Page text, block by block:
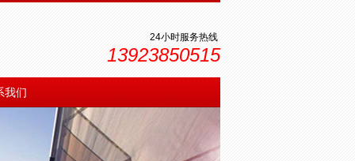
24小时服务热线
13923850515
我们